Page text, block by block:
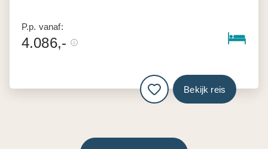
P.p. vanaf:
4.086,-
Bekijk reis